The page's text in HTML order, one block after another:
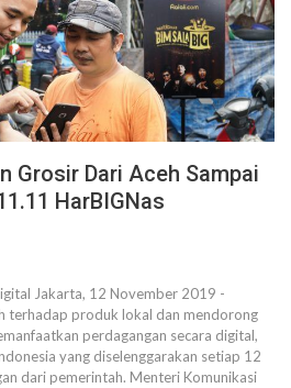
Grosir Dari Aceh Sampai
HarBIGNas
Jakarta, 12 November 2019 -
terhadap produk lokal dan mendorong
perdagangan secara digital,
yang diselenggarakan setiap 12
dari pemerintah. Menteri Komunikasi